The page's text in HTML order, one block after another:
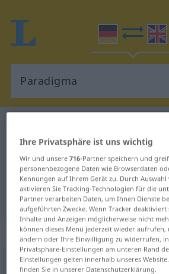
Deutsch-Englisch
"Paradigma"
"Paradigma" Englisch
„Paradigma“:
Paradigma [paraˈdɪgma]n <
Ihre Privatsphäre ist uns wichtig
Wir und unsere716-Partner speichern und
personenbezogene Daten wie Browserdaten
Kennungen auf Ihrem Gerät zu. Durch Auswahl
aktivieren Sie Tracking-Technologien für die
Partner verarbeiten Daten, um Ihnen Dienste
aufgeführten Zwecke. Wenn Tracker deaktiviert
Inhalte und Anzeigen möglicherweise nicht
können dieses Menü jederzeit wieder aufrufen,
ändern oder Ihre Einwilligung zu widerrufen,
Privatsphäre-Einstellungen am unteren Rand
Einstellungen gelten innerhalb unseres
finden Sie in unserer Datenschutzerklärung.